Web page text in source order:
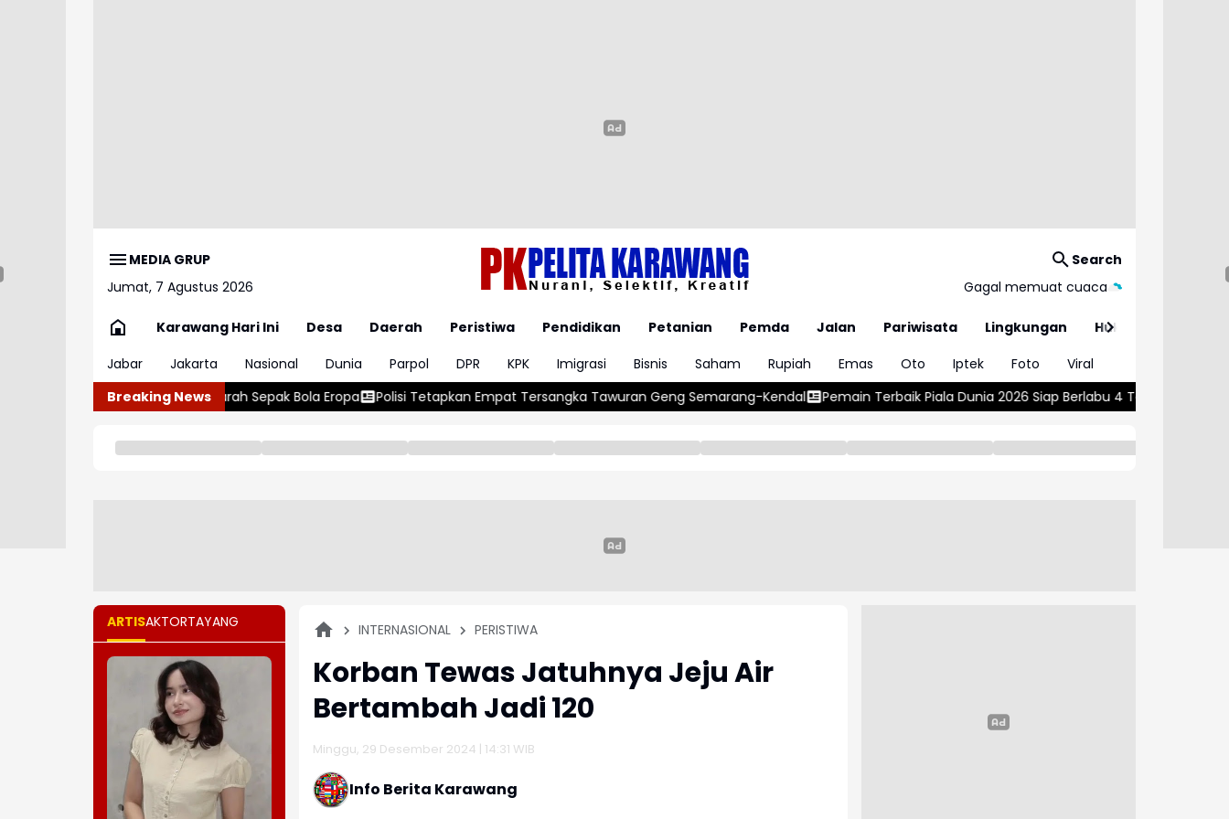
MEDIA GRUP
Jumat, 7 Agustus 2026
Search
Gagal memuat cuaca
Karawang Hari Ini Desa Daerah Peristiwa Pendidikan Petanian Pemda Jalan Pariwisata Lingkungan
Hukum
Jabar
Jakarta Nasional Dunia Parpol DPR KPK Imigrasi Bisnis Saham Rupiah Emas Oto Iptek Foto
Viral
Breaking News
Sejarah Sepak Bola Eropa Polisi Tetapkan Empat Tersangka Tawuran Geng Semarang-Kendal Pemain Terbaik Piala Dunia 2026 Siap Berlabu 4 Tahun di Barcelona Inilah Tanda -
ARTISAKTORTAYANG INTERNASIONAL PERISTIWA
Korban Tewas Jatuhnya Jeju Air
Bertambah Jadi 120
Minggu, 29 Desember 2024 | 14:31 WIB
Info Berita Karawang